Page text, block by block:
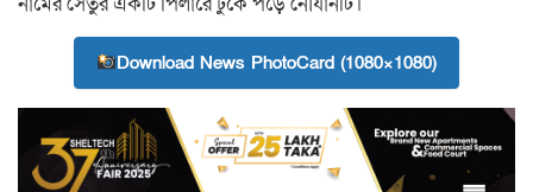
Download News PhotoCard (1080×1080)